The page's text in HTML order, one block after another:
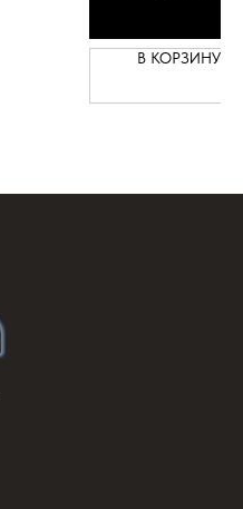
ощущениям к телу
В КОРЗИНУ